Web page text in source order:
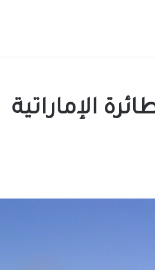
الإماراتية